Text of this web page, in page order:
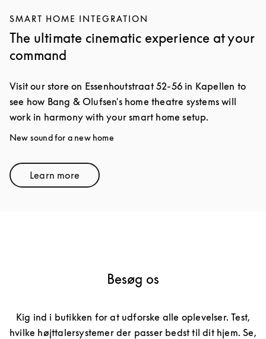
SMART HOME INTEGRATION
The ultimate cinematic experience at your
command
Visit our store on Essenhoutstraat 52-56 in Kapellen to
see how Bang & Olufsen's home theatre systems will
work in harmony with your smart home setup.
New sound for a new home
Learn moreLink Opens in New Tab
Besøg os
Kig ind i butikken for at udforske alle oplevelser. Test,
hvilke højttalersystemer der passer bedst til dit hjem. Se,